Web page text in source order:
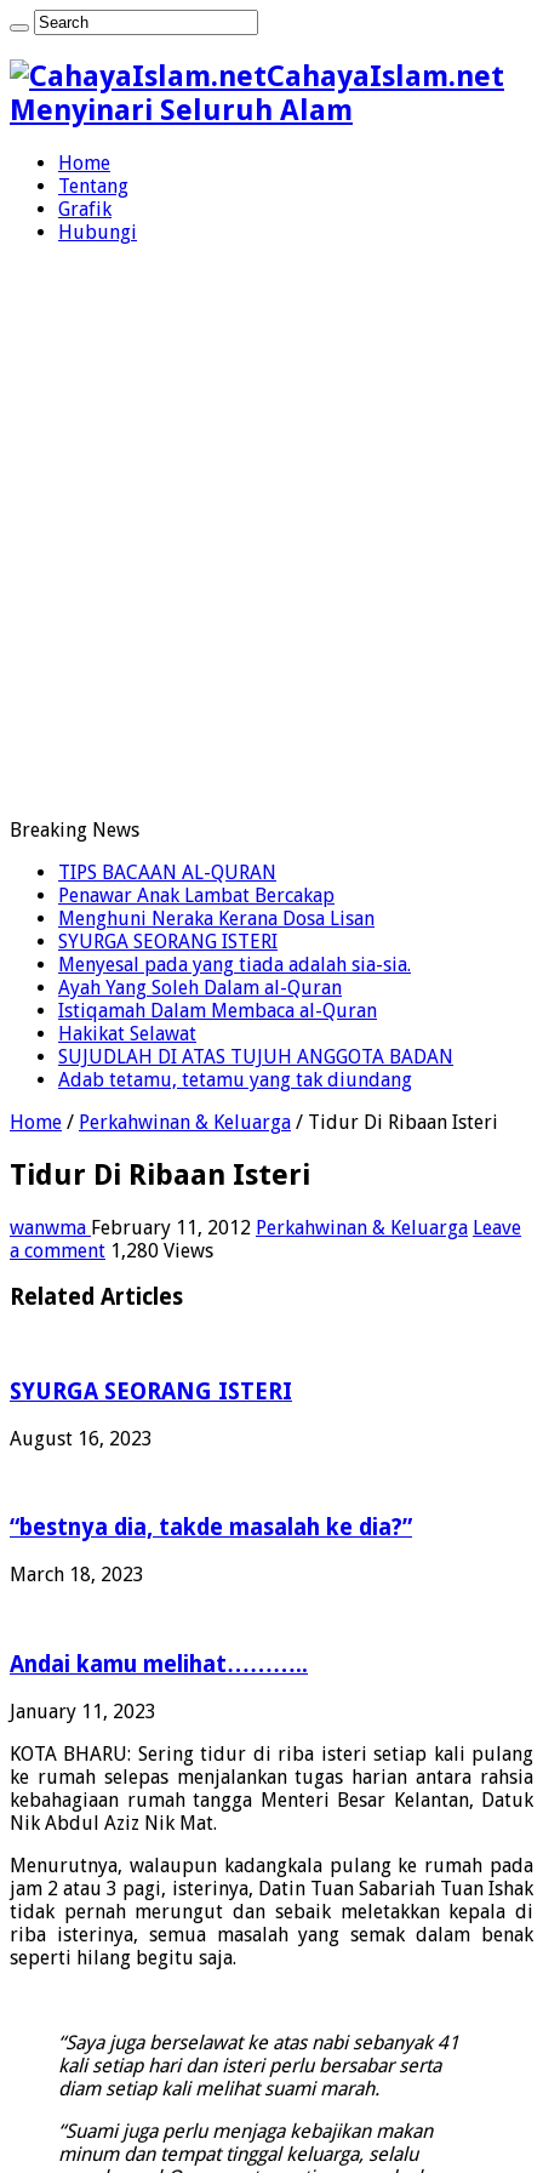
CahayaIslam.net
Menyinari Seluruh Alam
Home
Tentang
Grafik
Hubungi
Breaking News
TIPS BACAAN AL-QURAN
Penawar Anak Lambat Bercakap
Menghuni Neraka Kerana Dosa Lisan
SYURGA SEORANG ISTERI
Menyesal pada yang tiada adalah sia-sia.
Ayah Yang Soleh Dalam al-Quran
Istiqamah Dalam Membaca al-Quran
Hakikat Selawat
SUJUDLAH DI ATAS TUJUH ANGGOTA BADAN
Adab tetamu, tetamu yang tak diundang
Home / Perkahwinan & Keluarga / Tidur Di Ribaan Isteri
Tidur Di Ribaan Isteri
wanwma February 11, 2012 Perkahwinan & Keluarga Leave
a comment 1,280 Views
Related Articles
SYURGA SEORANG ISTERI
August 16, 2023
“bestnya dia, takde masalah ke dia?”
March 18, 2023
Andai kamu melihat………..
January 11, 2023
KOTA BHARU: Sering tidur di riba isteri setiap kali pulang
ke rumah selepas menjalankan tugas harian antara rahsia
kebahagiaan rumah tangga Menteri Besar Kelantan, Datuk
Nik Abdul Aziz Nik Mat.
Menurutnya, walaupun kadangkala pulang ke rumah pada
jam 2 atau 3 pagi, isterinya, Datin Tuan Sabariah Tuan Ishak
tidak pernah merungut dan sebaik meletakkan kepala di
riba isterinya, semua masalah yang semak dalam benak
seperti hilang begitu saja.
“Saya juga berselawat ke atas nabi sebanyak 41
kali setiap hari dan isteri perlu bersabar serta
diam setiap kali melihat suami marah.
“Suami juga perlu menjaga kebajikan makan
minum dan tempat tinggal keluarga, selalu